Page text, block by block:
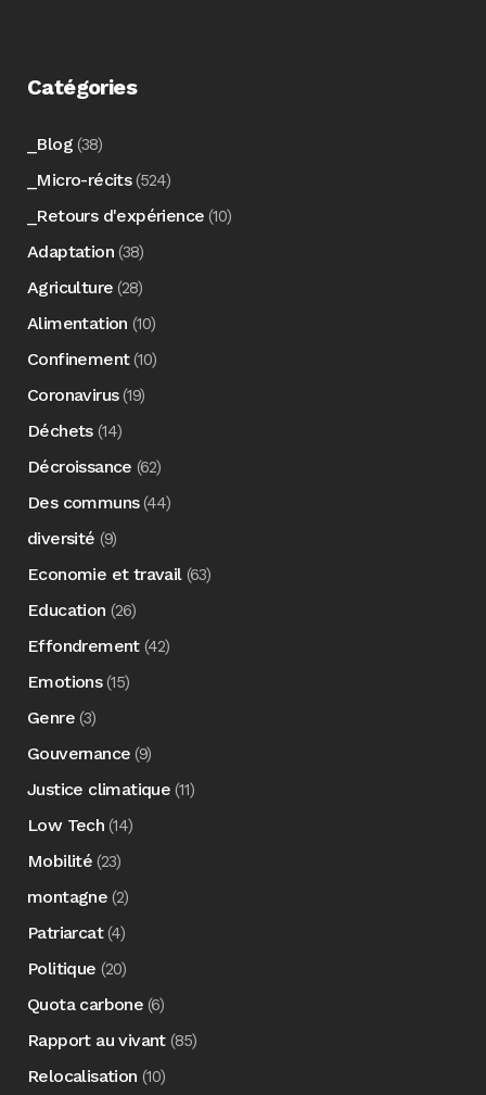
Catégories
_Blog (38)
_Micro-récits(524)
_Retours d'expérience (10)
Adaptation (38)
Agriculture (28)
Alimentation (10)
Confinement(10)
Coronavirus(19)
Déchets(14)
Décroissance (62)
Des communs(44)
diversité (9)
Economie et travail(63)
Education (26)
Effondrement(42)
Emotions(15)
Genre (3)
Gouvernance (9)
Justice climatique (11)
Low Tech (14)
Mobilité (23)
montagne (2)
Patriarcat(4)
Politique (20)
Quota carbone (6)
Rapport au vivant(85)
Relocalisation (10)